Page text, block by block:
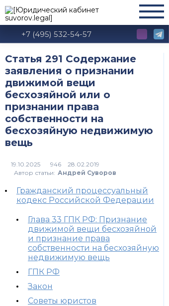
+7 (495) 532-54-57
Статья 291 Содержание
заявления о признании
движимой вещи
бесхозяйной или о
признании права
собственности на
бесхозяйную недвижимую
вещь
946
Автор статьи: Андрей Суворов
Гражданский процессуальный
кодекс Российской Федерации
Глава 33 ГПК РФ: Признание
движимой вещи бесхозяйной
и признание права
собственности на бесхозяйную
недвижимую вещь
ГПК РФ
Закон
Советы юристов